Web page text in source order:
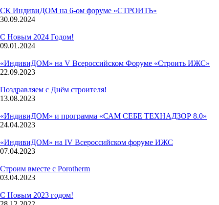
СК ИндивиДОМ на 6-ом форуме «СТРОИТЬ»
30.09.2024
С Новым 2024 Годом!
09.01.2024
«ИндивиДОМ» на V Всероссийском Форуме «Строить ИЖС»
22.09.2023
Поздравляем с Днём строителя!
13.08.2023
«ИндивиДОМ» и программа «САМ СЕБЕ ТЕХНАДЗОР 8.0»
24.04.2023
«ИндивиДОМ» на IV Всероссийском форуме ИЖС
07.04.2023
Строим вместе с Porotherm
03.04.2023
С Новым 2023 годом!